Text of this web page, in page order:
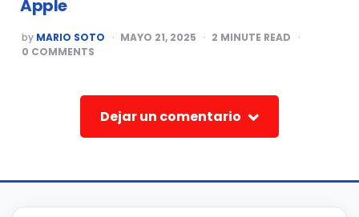
Apple
POSTED
BY
by MARIO SOTO MAYO 21, 2025 2 MINUTE READ
0 COMMENTS
Dejar un comentario